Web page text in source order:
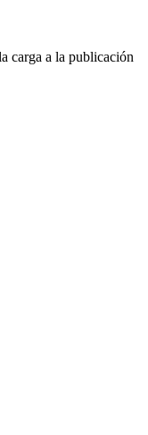
carga a la publicación